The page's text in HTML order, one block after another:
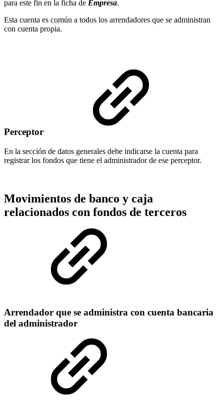
para este fin en la ficha de Empresa.
Esta cuenta es común a todos los arrendadores que se administran
con cuenta propia.
Perceptor
En la sección de datos generales debe indicarse la cuenta para
registrar los fondos que tiene el administrador de ese perceptor.
Movimientos de banco y caja
relacionados con fondos de terceros
Arrendador que se administra con cuenta bancaria
del administrador